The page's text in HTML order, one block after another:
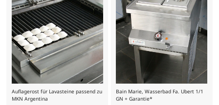
Auflagerost für Lavasteine passend zu
MKN Argentina
Bain Marie, Wasserbad Fa. Ubert 1/1
GN + Garantie*